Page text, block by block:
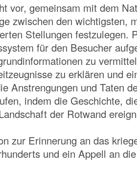
vor, gemeinsam mit dem
zwischen den wichtigsten,
Stellungen festzulegen.
für den Besucher
zu
zu erklären und
Anstrengungen und Taten
indem die Geschichte,
der Rotwand
zur Erinnerung an das
und ein Appell an